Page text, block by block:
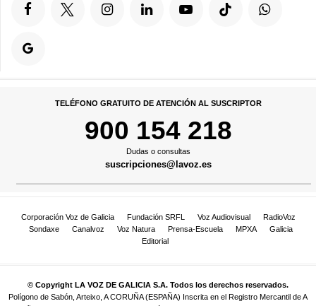
TELÉFONO GRATUITO DE ATENCIÓN AL SUSCRIPTOR
900 154 218
Dudas o consultas
suscripciones@lavoz.es
Corporación Voz de Galicia Fundación SRFL Voz Audiovisual
RadioVoz
Sondaxe
Canalvoz Voz Natura Prensa-Escuela MPXA
Galicia
Editorial
© Copyright LA VOZ DE GALICIA S.A. Todos los derechos reservados.
Polígono de Sabón, Arteixo, A CORUÑA (ESPAÑA) Inscrita en el Registro Mercantil de A